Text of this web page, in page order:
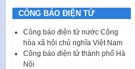
CÔNG BÁO ĐIỆN TỬ
Công báo điện tử nước Cộng
hòa xã hội chủ nghĩa Việt Nam
Công báo điện tử thành phố Hà
Nội